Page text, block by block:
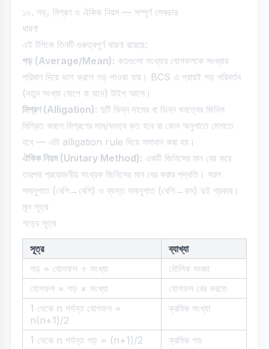
১০. গড়, মিশ্রণ ও ঐকিক নিয়ম — সম্পূর্ণ লেকচার
ধারণা
এই টপিকে তিনটি গুরুত্বপূর্ণ ধারণা রয়েছে:
গড় (Average/Mean): কতগুলো সংখ্যার যোগফলকে সংখ্যার
পরিমাণ দিয়ে ভাগ করলে গড় পাওয়া যায়। BCS এ প্রায়ই গড় পরিবর্তন
(নতুন সংখ্যা যোগে বা বাদে) টাইপ আসে।
মিশ্রণ (Alligation): দুটি ভিন্ন দামের বা ভিন্ন ঘনত্বের জিনিস
মিশ্রিত করলে মিশ্রণের দাম/ঘনত্ব কত হবে বা কোন অনুপাতে মেশাতে
হবে — এটা alligation rule দিয়ে সমাধান করা হয়।
ঐকিক নিয়ম (Unitary Method): একটি জিনিসের মান বের করে
তারপর প্রয়োজনীয় সংখ্যক জিনিসের মান বের করার পদ্ধতি। সরল
সমানুপাত (বেশি→বেশি) ও ব্যস্ত সমানুপাত (বেশি→কম) দুই প্রকার।
মূল সূত্র
গড়ের সূত্র
সূত্র
ব্যাখ্যা
গড় = যোগফল ÷ সংখ্যা
মৌলিক সংজ্ঞা
যোগফল = গড় × সংখ্যা
যোগফল বের করতে
1 থেকে n পর্যন্ত যোগফল =
n(n+1)/2
ক্রমিক সংখ্যা
1 থেকে n পর্যন্ত গড় = (n+1)/2 ক্রমিক গড়